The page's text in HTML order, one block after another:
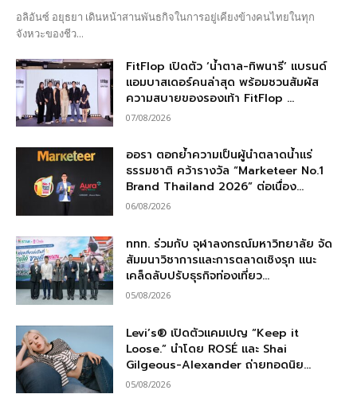
อลิอันซ์ อยุธยา เดินหน้าสานพันธกิจในการอยู่เคียงข้างคนไทยในทุก
จังหวะของชีว...
FitFlop เปิดตัว ‘น้ำตาล-ทิพนารี’ แบรนด์
แอมบาสเดอร์คนล่าสุด พร้อมชวนสัมผัส
ความสบายของรองเท้า FitFlop ...
07/08/2026
ออรา ตอกย้ำความเป็นผู้นำตลาดน้ำแร่
ธรรมชาติ คว้ารางวัล “Marketeer No.1
Brand Thailand 2026” ต่อเนื่อง...
06/08/2026
ททท. ร่วมกับ จุฬาลงกรณ์มหาวิทยาลัย จัด
สัมมนาวิชาการและการตลาดเชิงรุก แนะ
เคล็ดลับปรับธุรกิจท่องเที่ยว...
05/08/2026
Levi’s® เปิดตัวแคมเปญ “Keep it
Loose.” นำโดย ROSÉ และ Shai
Gilgeous-Alexander ถ่ายทอดนิย...
05/08/2026